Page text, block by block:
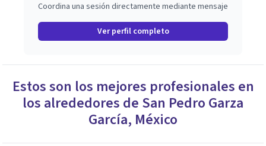
Coordina una sesión directamente mediante mensaje
Ver perfil completo
Estos son los mejores profesionales en
los alrededores de San Pedro Garza
García, México